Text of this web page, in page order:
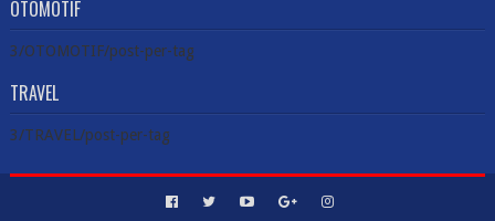
OTOMOTIF
3/OTOMOTIF/post-per-tag
TRAVEL
3/TRAVEL/post-per-tag